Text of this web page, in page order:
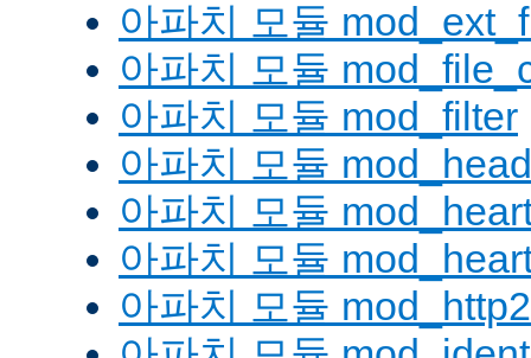
아파치 모듈
아파치 모듈
아파치 모듈 mod_filter
아파치 모듈
아파치 모듈
아파치 모듈
아파치 모듈 mod_http2